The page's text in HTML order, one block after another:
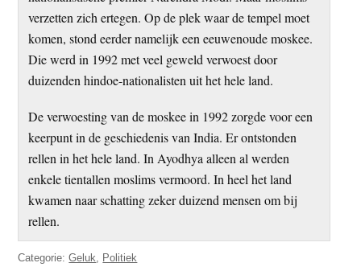
verzetten zich ertegen. Op de plek waar de tempel moet
komen, stond eerder namelijk een eeuwenoude moskee.
Die werd in 1992 met veel geweld verwoest door
duizenden hindoe-nationalisten uit het hele land.
De verwoesting van de moskee in 1992 zorgde voor een
keerpunt in de geschiedenis van India. Er ontstonden
rellen in het hele land. In Ayodhya alleen al werden
enkele tientallen moslims vermoord. In heel het land
kwamen naar schatting zeker duizend mensen om bij
rellen.
Categorie:Geluk, Politiek